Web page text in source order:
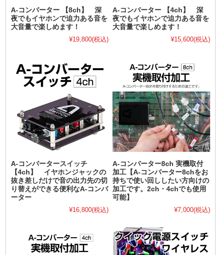
A-コンバーター 【8ch】 深
夜でもイヤホンで迫力ある音を
大音量で楽しめます！
¥19,800(税込)
A-コンバーター 【4ch】 深
夜でもイヤホンで迫力ある音を
大音量で楽しめます！
¥15,600(税込)
A-コンバータースイッチ
【4ch】 イヤホンジャックの
抜き差しだけで音の出力先の切
り替えができる便利なA-コンバ
ーター
¥16,800(税込)
A-コンバーター8ch 実機取付
加工【A-コンバーター8chをお
持ちで使い回ししたい方向けの
加工です。2ch・4chでも使用
可能】
¥7,000(税込)